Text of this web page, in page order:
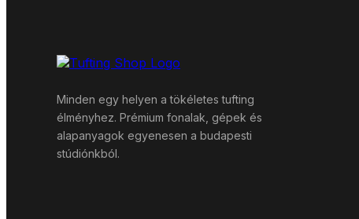
Minden egy helyen a tökéletes tufting
élményhez. Prémium fonalak, gépek és
alapanyagok egyenesen a budapesti
stúdiónkból.